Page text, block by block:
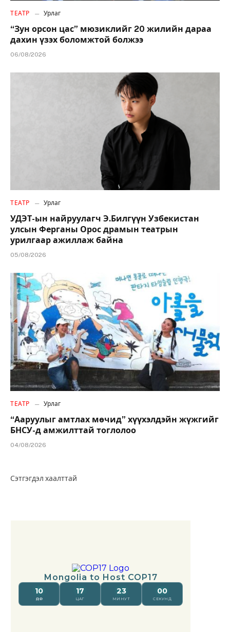
ТЕАТР Урлаг
“Зун орсон цас” мюзиклийг 20 жилийн дараа
дахин үзэх боломжтой болжээ
06/08/2026
ТЕАТР Урлаг
УДЭТ-ын найруулагч Э.Билгүүн Узбекистан
улсын Ферганы Орос драмын театрын
урилгаар ажиллаж байна
05/08/2026
ТЕАТР Урлаг
“Ааруулыг амтлах мөчид” хүүхэлдэйн жүжгийг
БНСУ-д амжилттай тоглолоо
04/08/2026
Сэтгэгдэл хаалттай